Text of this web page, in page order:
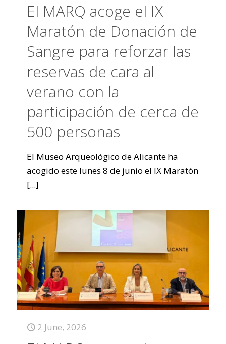
El MARQ acoge el IX
Maratón de Donación de
Sangre para reforzar las
reservas de cara al
verano con la
participación de cerca de
500 personas
El Museo Arqueológico de Alicante ha
acogido este lunes 8 de junio el IX Maratón
[...]
2 June, 2026